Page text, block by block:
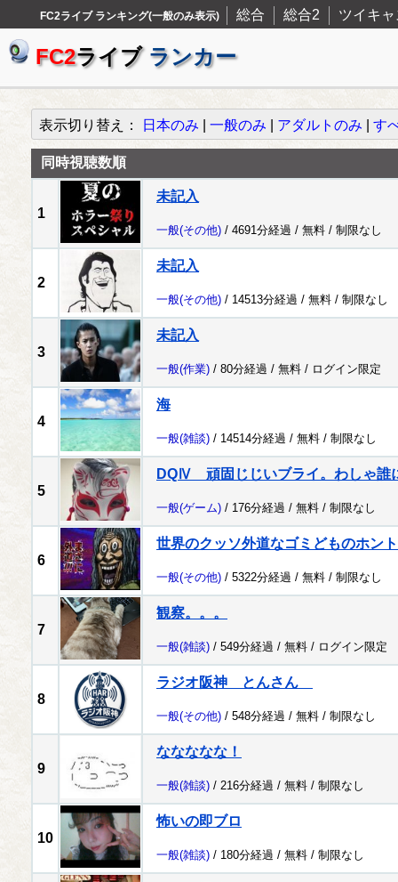
FC2ライブ ランキング(一般のみ表示) 総合 総合2 ツイキャ
FC2ライブ ランカー
表示切り替え： 日本のみ 一般のみ アダルトのみ す
同時視聴数順
1
未記入
一般(その他) / 4691分経過 / 無料 / 制限なし
2
未記入
一般(その他) / 14513分経過 / 無料 / 制限なし
3
未記入
一般(作業) / 80分経過 / 無料 / ログイン限定
4
海
一般(雑談) / 14514分経過 / 無料 / 制限なし
5
DQⅣ 頑固じじいブライ。わしゃ誰
一般(ゲーム) / 176分経過 / 無料 / 制限なし
6
世界のクッソ外道なゴミどものホン
一般(その他) / 5322分経過 / 無料 / 制限なし
7
観察。。。
一般(雑談) / 549分経過 / 無料 / ログイン限定
8
ラジオ阪神 とんさん
一般(その他) / 548分経過 / 無料 / 制限なし
9
ななななな！
一般(雑談) / 216分経過 / 無料 / 制限なし
10
怖いの即ブロ
一般(雑談) / 180分経過 / 無料 / 制限なし